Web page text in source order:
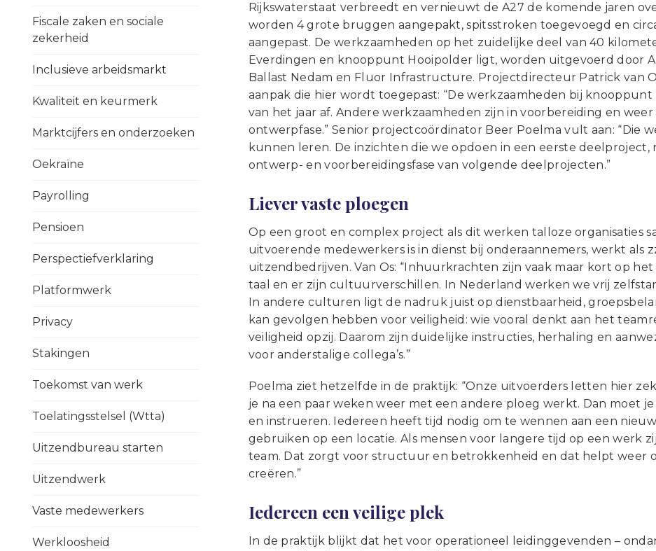
Fiscale zaken en sociale
zekerheid
Inclusieve arbeidsmarkt
Kwaliteit en keurmerk
Marktcijfers en onderzoeken
Oekraïne
Payrolling
Pensioen
Perspectiefverklaring
Platformwerk
Privacy
Stakingen
Toekomst van werk
Toelatingsstelsel (Wtta)
Uitzendbureau starten
Uitzendwerk
Vaste medewerkers
Werkloosheid
Rijkswaterstaat verbreedt en vernieuwt de A27 de komende jaren
worden 4 grote bruggen aangepakt, spitsstroken toegevoegd en
aangepast. De werkzaamheden op het zuidelijke deel van 40
Everdingen en knooppunt Hooipolder ligt, worden uitgevoerd door
Ballast Nedam en Fluor Infrastructure. Projectdirecteur Patrick van
aanpak die hier wordt toegepast: “De werkzaamheden bij
van het jaar af. Andere werkzaamheden zijn in voorbereiding en
ontwerpfase.” Senior projectcoördinator Beer Poelma vult aan: “Die
kunnen leren. De inzichten die we opdoen in een eerste deelproject,
ontwerp- en voorbereidingsfase van volgende deelprojecten.”
Liever vaste ploegen
Op een groot en complex project als dit werken talloze organisaties
uitvoerende medewerkers is in dienst bij onderaannemers, werkt als
uitzendbedrijven. Van Os: “Inhuurkrachten zijn vaak maar kort op
taal en er zijn cultuurverschillen. In Nederland werken we vrij
In andere culturen ligt de nadruk juist op dienstbaarheid,
kan gevolgen hebben voor veiligheid: wie vooral denkt aan het
veiligheid opzij. Daarom zijn duidelijke instructies, herhaling en
voor anderstalige collega’s.”
Poelma ziet hetzelfde in de praktijk: “Onze uitvoerders letten hier
je na een paar weken weer met een andere ploeg werkt. Dan moet
en instrueren. Iedereen heeft tijd nodig om te wennen aan een
gebruiken op een locatie. Als mensen voor langere tijd op een werk
team. Dat zorgt voor structuur en betrokkenheid en dat helpt weer
creëren.”
Iedereen een veilige plek
In de praktijk blijkt dat het voor operationeel leidinggevenden –